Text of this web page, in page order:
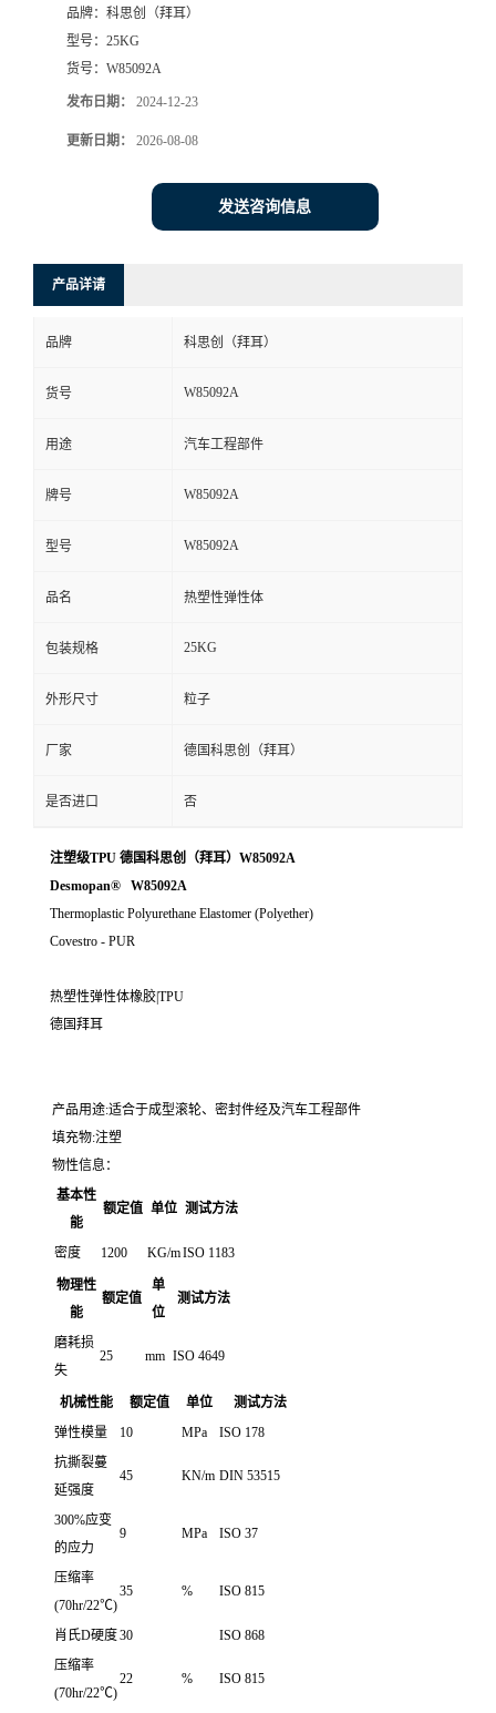
品牌： 科思创（拜耳）
型号： 25KG
货号： W85092A
发布日期： 2024-12-23
更新日期： 2026-08-08
发送咨询信息
产品详请
品牌 科思创（拜耳）
货号 W85092A
用途 汽车工程部件
牌号 W85092A
型号 W85092A
品名 热塑性弹性体
包装规格 25KG
外形尺寸 粒子
厂家 德国科思创（拜耳）
是否进口 否
注塑级TPU 德国科思创（拜耳）W85092A
Desmopan® W85092A
Thermoplastic Polyurethane Elastomer (Polyether)
Covestro - PUR
热塑性弹性体橡胶|TPU
德国拜耳
产品用途:适合于成型滚轮、密封件经及汽车工程部件
填充物:注塑
物性信息：
基本性
能
额定值 单位 测试方法
密度 1200 KG/mISO 1183
物理性
能
额定值
单
位
测试方法
磨耗损
失
25 mm ISO 4649
机械性能 额定值 单位
测试方法
弹性模量
10 MPa
ISO 178
抗撕裂蔓
延强度
45 KN/m DIN 53515
300%应变
的应力
9 MPa ISO 37
压缩率
(70hr/22℃)
35 % ISO 815
肖氏D硬度30
ISO 868
压缩率
(70hr/22℃)
22 % ISO 815